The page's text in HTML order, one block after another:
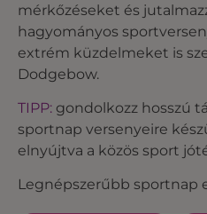
mérkőzéseket és
hagyományos
extrém küzdelmeket is
Dodgebow.
TIPP: gondolkozz hosszú
sportnap versenyeire
elnyújtva a közös sport
Legnépszerűbb sportnap